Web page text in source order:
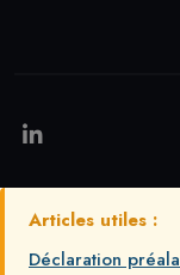
Articles utiles :
Déclaration